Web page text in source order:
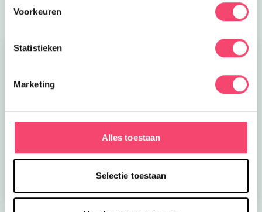
Voorkeuren
Statistieken
Marketing
Alles toestaan
Selectie toestaan
kinderen!